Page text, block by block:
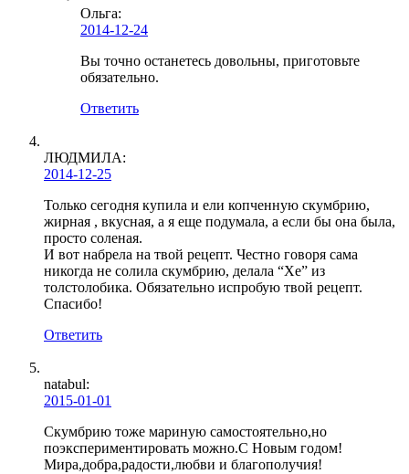
Ольга:
2014-12-24
Вы точно останетесь довольны, приготовьте
обязательно.
Ответить
ЛЮДМИЛА:
2014-12-25
Только сегодня купила и ели копченную скумбрию,
жирная , вкусная, а я еще подумала, а если бы она была,
просто соленая.
И вот набрела на твой рецепт. Честно говоря сама
никогда не солила скумбрию, делала “Хе” из
толстолобика. Обязательно испробую твой рецепт.
Спасибо!
Ответить
natabul:
2015-01-01
Скумбрию тоже мариную самостоятельно,но
поэкспериментировать можно.С Новым годом!
Мира,добра,радости,любви и благополучия!